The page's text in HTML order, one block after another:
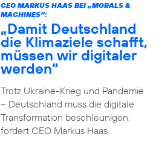
CEO MARKUS HAAS BEI „MORALS &
MACHINES“:
„Damit Deutschland
die Klimaziele schafft,
müssen wir digitaler
werden“
Trotz Ukraine-Krieg und Pandemie
– Deutschland muss die digitale
Transformation beschleunigen,
fordert CEO Markus Haas.